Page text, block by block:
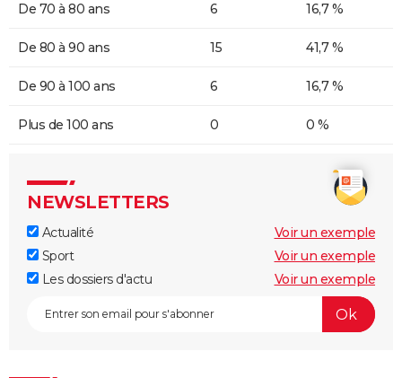
De 70 à 80 ans 6 16,7 %
De 80 à 90 ans 15 41,7 %
De 90 à 100 ans 6 16,7 %
Plus de 100 ans 0 0 %
NEWSLETTERS
Actualité
Voir un exemple
Sport
Voir un exemple
Les dossiers d'actu
Voir un exemple